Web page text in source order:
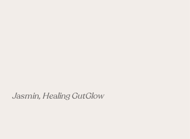
Jasmin, Healing GutGlow